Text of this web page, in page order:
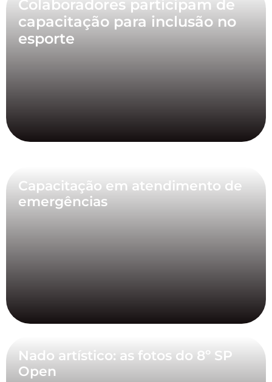
Colaboradores participam de
capacitação para inclusão no
esporte
Capacitação em atendimento de
emergências
Nado artístico: as fotos do 8º SP
Open